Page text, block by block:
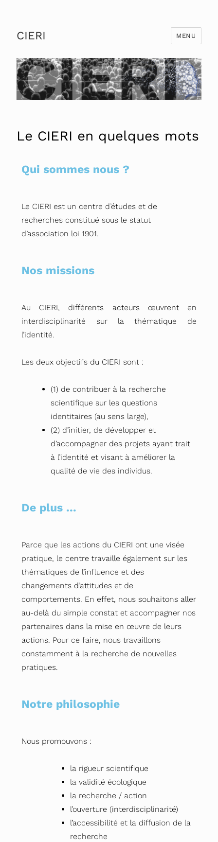
CIERI MENU
Le CIERI en quelques mots
Qui sommes nous ?
Le CIERI est un centre d’études et de
recherches constitué sous le statut
d’association loi 1901.
Nos missions
Au CIERI, différents acteurs œuvrent en
interdisciplinarité sur la thématique de
l’identité.
Les deux objectifs du CIERI sont :
(1) de contribuer à la recherche
scientifique sur les questions
identitaires (au sens large),
(2) d’initier, de développer et
d’accompagner des projets ayant trait
à l’identité et visant à améliorer la
qualité de vie des individus.
De plus ...
Parce que les actions du CIERI ont une visée
pratique, le centre travaille également sur les
thématiques de l’influence et des
changements d’attitudes et de
comportements. En effet, nous souhaitons aller
au-delà du simple constat et accompagner nos
partenaires dans la mise en œuvre de leurs
actions. Pour ce faire, nous travaillons
constamment à la recherche de nouvelles
pratiques.
Notre philosophie
Nous promouvons :
la rigueur scientifique
la validité écologique
la recherche / action
l’ouverture (interdisciplinarité)
l’accessibilité et la diffusion de la
recherche